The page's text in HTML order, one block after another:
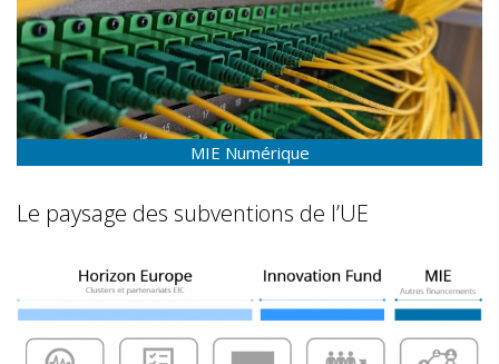
MIE Numérique
Le paysage des subventions de l’UE